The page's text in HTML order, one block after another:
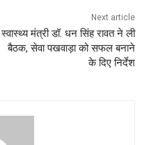
Next article
स्वास्थ्य मंत्री डॉ. धन सिंह रावत ने ली
बैठक, सेवा पखवाड़ा को सफल बनाने
के दिए निर्देश